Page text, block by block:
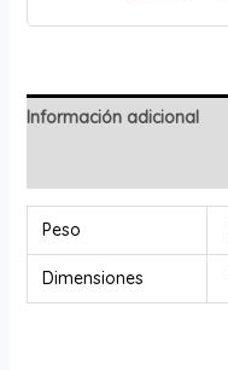
Información adicional
Peso
Dimensiones